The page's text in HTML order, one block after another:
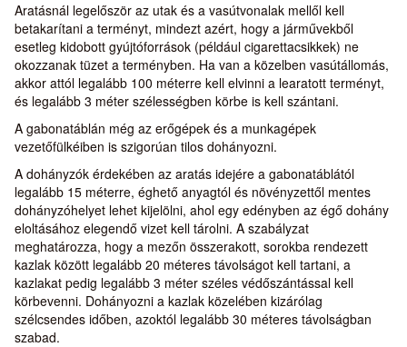
Aratásnál legelőször az utak és a vasútvonalak mellől kell
betakarítani a terményt, mindezt azért, hogy a járművekből
esetleg kidobott gyújtóforrások (például cigarettacsikkek) ne
okozzanak tüzet a terményben. Ha van a közelben vasútállomás,
akkor attól legalább 100 méterre kell elvinni a learatott terményt,
és legalább 3 méter szélességben körbe is kell szántani.
A gabonatáblán még az erőgépek és a munkagépek
vezetőfülkéiben is szigorúan tilos dohányozni.
A dohányzók érdekében az aratás idejére a gabonatáblától
legalább 15 méterre, éghető anyagtól és növényzettől mentes
dohányzóhelyet lehet kijelölni, ahol egy edényben az égő dohány
eloltásához elegendő vizet kell tárolni. A szabályzat
meghatározza, hogy a mezőn összerakott, sorokba rendezett
kazlak között legalább 20 méteres távolságot kell tartani, a
kazlakat pedig legalább 3 méter széles védőszántással kell
körbevenni. Dohányozni a kazlak közelében kizárólag
szélcsendes időben, azoktól legalább 30 méteres távolságban
szabad.